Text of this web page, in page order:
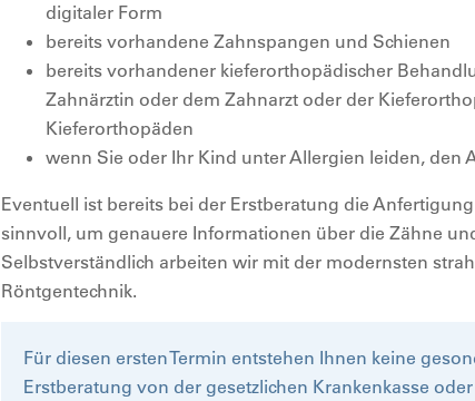
digitaler Form
bereits vorhandene Zahnspangen und Schienen
bereits vorhandener kieferorthopädischer
Zahnärztin oder dem Zahnarzt oder der
Kieferorthopäden
wenn Sie oder Ihr Kind unter Allergien leiden, den
Eventuell ist bereits bei der Erstberatung die
sinnvoll, um genauere Informationen über die Zähne
Selbstverständlich arbeiten wir mit der modernsten
Röntgentechnik.
Für diesen ersten Termin entstehen Ihnen keine
Erstberatung von der gesetzlichen Krankenkasse